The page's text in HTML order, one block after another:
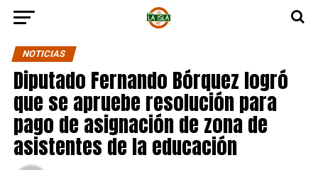
NOTICIAS
Diputado Fernando Bórquez logró
que se apruebe resolución para
pago de asignación de zona de
asistentes de la educación